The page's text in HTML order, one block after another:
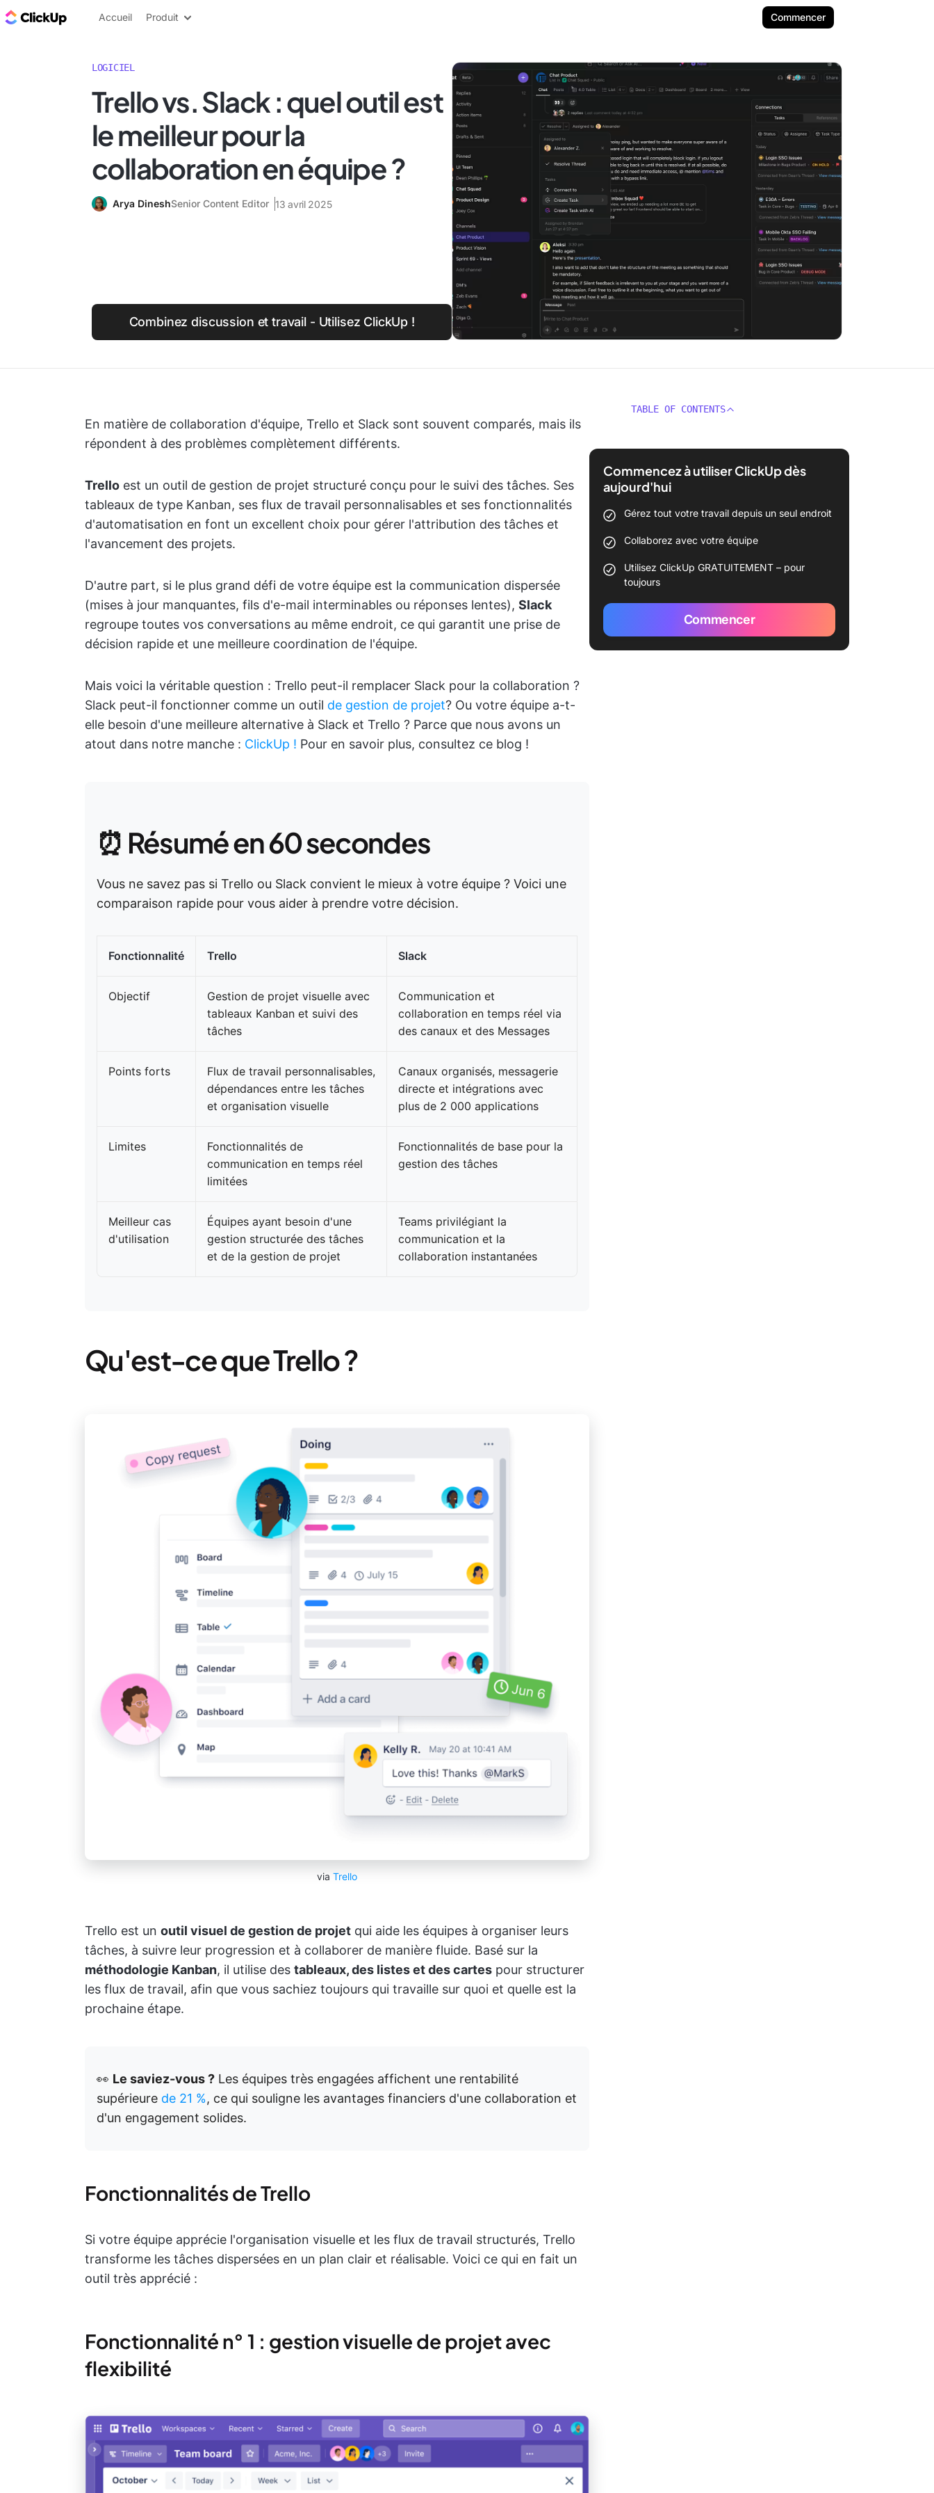
ClickUp Blog
Accueil Produit Commencer
LOGICIEL
Trello vs. Slack : quel outil est
le meilleur pour la
collaboration en équipe ?
Arya DineshSenior Content Editor 13 avril 2025
Combinez discussion et travail - Utilisez ClickUp !
En matière de collaboration d'équipe, Trello et Slack sont souvent comparés, mais ils
répondent à des problèmes complètement différents.
Trello est un outil de gestion de projet structuré conçu pour le suivi des tâches. Ses
tableaux de type Kanban, ses flux de travail personnalisables et ses fonctionnalités
d'automatisation en font un excellent choix pour gérer l'attribution des tâches et
l'avancement des projets.
D'autre part, si le plus grand défi de votre équipe est la communication dispersée
(mises à jour manquantes, fils d'e-mail interminables ou réponses lentes), Slack
regroupe toutes vos conversations au même endroit, ce qui garantit une prise de
décision rapide et une meilleure coordination de l'équipe.
Mais voici la véritable question : Trello peut-il remplacer Slack pour la collaboration ?
Slack peut-il fonctionner comme un outil de gestion de projet? Ou votre équipe a-t-
elle besoin d'une meilleure alternative à Slack et Trello ? Parce que nous avons un
atout dans notre manche : ClickUp ! Pour en savoir plus, consultez ce blog !
⏰ Résumé en 60 secondes
Vous ne savez pas si Trello ou Slack convient le mieux à votre équipe ? Voici une
comparaison rapide pour vous aider à prendre votre décision.
Fonctionnalité Trello Slack
Objectif
Gestion de projet visuelle avec
tableaux Kanban et suivi des
tâches
Communication et
collaboration en temps réel via
des canaux et des Messages
Points forts
Flux de travail personnalisables,
dépendances entre les tâches
et organisation visuelle
Canaux organisés, messagerie
directe et intégrations avec
plus de 2 000 applications
Limites
Fonctionnalités de
communication en temps réel
limitées
Fonctionnalités de base pour la
gestion des tâches
Meilleur cas
d'utilisation
Équipes ayant besoin d'une
gestion structurée des tâches
et de la gestion de projet
Teams privilégiant la
communication et la
collaboration instantanées
Qu'est-ce que Trello ?
via Trello
Trello est un outil visuel de gestion de projet qui aide les équipes à organiser leurs
tâches, à suivre leur progression et à collaborer de manière fluide. Basé sur la
méthodologie Kanban, il utilise des tableaux, des listes et des cartes pour structurer
les flux de travail, afin que vous sachiez toujours qui travaille sur quoi et quelle est la
prochaine étape.
👀 Le saviez-vous ? Les équipes très engagées affichent une rentabilité
supérieure de 21 %, ce qui souligne les avantages financiers d'une collaboration et
d'un engagement solides.
Fonctionnalités de Trello
Si votre équipe apprécie l'organisation visuelle et les flux de travail structurés, Trello
transforme les tâches dispersées en un plan clair et réalisable. Voici ce qui en fait un
outil très apprécié :
Fonctionnalité n° 1 : gestion visuelle de projet avec
flexibilité
TABLE OF CONTENTS
Commencez à utiliser ClickUp dès
aujourd'hui
Gérez tout votre travail depuis un seul endroit
Collaborez avec votre équipe
Utilisez ClickUp GRATUITEMENT – pour
toujours
Commencer